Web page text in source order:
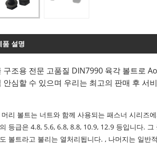
품 설명
구조용 전문 고품질 DIN7990 육각 볼트로
안심할 수 있으며 우리는 최고의 판매 후 서
머리 볼트는 너트와 함께 사용되는 패스너 시리즈
등급은 4.8, 5.6, 6.8, 8.8, 10.9, 12.9 등입니다.
볼트라고 불리는 열처리됩니다. , 나머지는 일반